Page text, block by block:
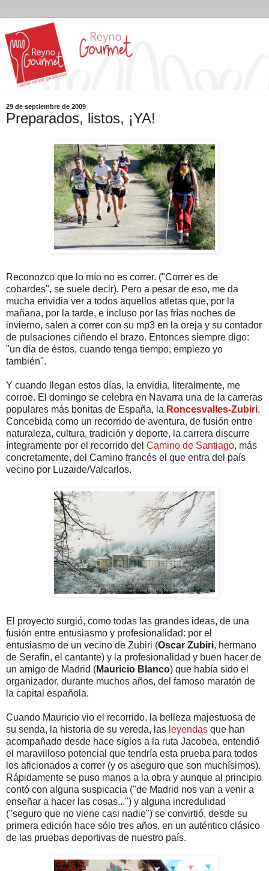
29 de septiembre de 2009
Preparados, listos, ¡YA!
Reconozco que lo mío no es correr. ("Correr es de
cobardes", se suele decir). Pero a pesar de eso, me da
mucha envidia ver a todos aquellos atletas que, por la
mañana, por la tarde, e incluso por las frías noches de
invierno, salen a correr con su mp3 en la oreja y su contador
de pulsaciones ciñendo el brazo. Entonces siempre digo:
"un día de éstos, cuando tenga tiempo, empiezo yo
también".
Y cuando llegan estos días, la envidia, literalmente, me
corroe. El domingo se celebra en Navarra una de la carreras
populares más bonitas de España, la Roncesvalles-Zubiri.
Concebida como un recorrido de aventura, de fusión entre
naturaleza, cultura, tradición y deporte, la carrera discurre
íntegramente por el recorrido del Camino de Santiago, más
concretamente, del Camino francés el que entra del país
vecino por Luzaide/Valcarlos.
El proyecto surgió, como todas las grandes ideas, de una
fusión entre entusiasmo y profesionalidad: por el
entusiasmo de un vecino de Zubiri (Oscar Zubiri, hermano
de Serafín, el cantante) y la profesionalidad y buen hacer de
un amigo de Madrid (Mauricio Blanco) que había sido el
organizador, durante muchos años, del famoso maratón de
la capital española.
Cuando Mauricio vio el recorrido, la belleza majestuosa de
su senda, la historia de su vereda, las leyendas que han
acompañado desde hace siglos a la ruta Jacobea, entendió
el maravilloso potencial que tendría esta prueba para todos
los aficionados a correr (y os aseguro que son muchísimos).
Rápidamente se puso manos a la obra y aunque al principio
contó con alguna suspicacia ("de Madrid nos van a venir a
enseñar a hacer las cosas...") y alguna incredulidad
("seguro que no viene casi nadie") se convirtió, desde su
primera edición hace sólo tres años, en un auténtico clásico
de las pruebas deportivas de nuestro país.